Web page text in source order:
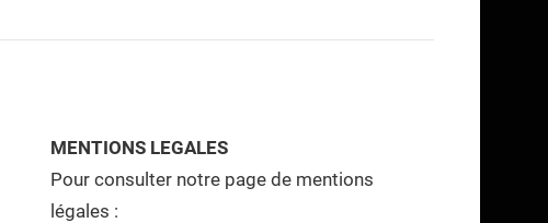
MENTIONS LEGALES
Pour consulter notre page de mentions
légales :